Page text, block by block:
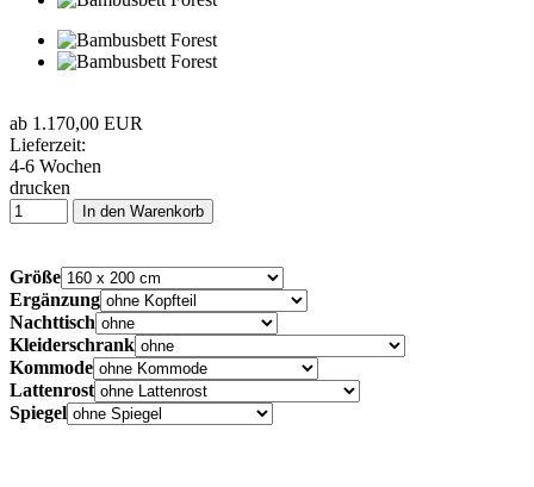
ab 1.170,00 EUR
Lieferzeit:
4-6 Wochen
drucken
In den Warenkorb
Größe
Ergänzung
Nachttisch
Kleiderschrank
Kommode
Lattenrost
Spiegel